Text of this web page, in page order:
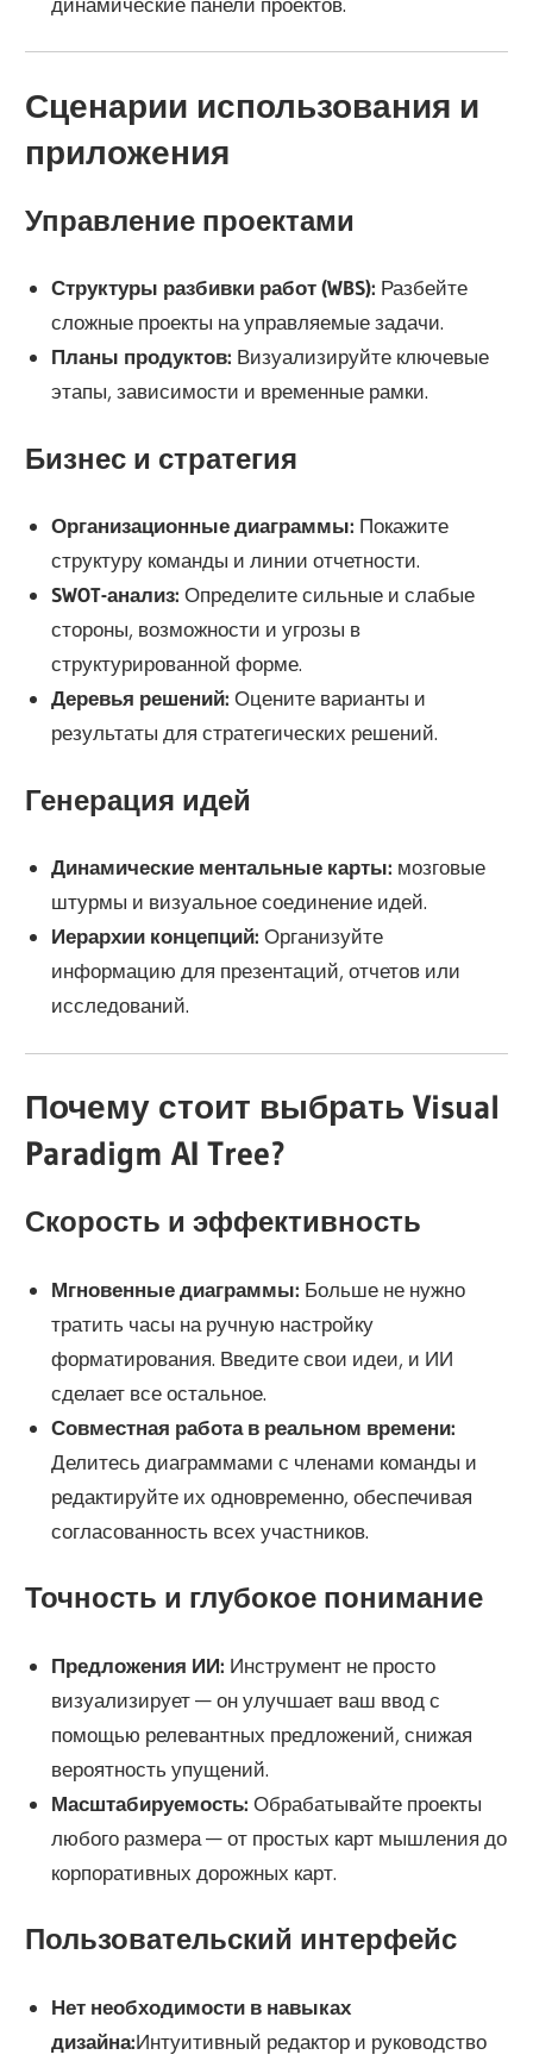
Сценарии использования и
приложения
Управление проектами
Структуры разбивки работ (WBS): Разбейте
сложные проекты на управляемые задачи.
Планы продуктов: Визуализируйте ключевые
этапы, зависимости и временные рамки.
Бизнес и стратегия
Организационные диаграммы: Покажите
структуру команды и линии отчетности.
SWOT-анализ: Определите сильные и слабые
стороны, возможности и угрозы в
структурированной форме.
Деревья решений: Оцените варианты и
результаты для стратегических решений.
Генерация идей
Динамические ментальные карты: мозговые
штурмы и визуальное соединение идей.
Иерархии концепций: Организуйте
информацию для презентаций, отчетов или
исследований.
Почему стоит выбрать Visual
Paradigm AI Tree?
Скорость и эффективность
Мгновенные диаграммы: Больше не нужно
тратить часы на ручную настройку
форматирования. Введите свои идеи, и ИИ
сделает все остальное.
Совместная работа в реальном времени:
Делитесь диаграммами с членами команды и
редактируйте их одновременно, обеспечивая
согласованность всех участников.
Точность и глубокое понимание
Предложения ИИ: Инструмент не просто
визуализирует — он улучшает ваш ввод с
помощью релевантных предложений, снижая
вероятность упущений.
Масштабируемость: Обрабатывайте проекты
любого размера — от простых карт мышления до
корпоративных дорожных карт.
Пользовательский интерфейс
Нет необходимости в навыках
дизайна:Интуитивный редактор и руководство